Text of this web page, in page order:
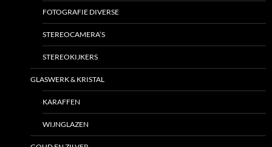
FOTOGRAFIE DIVERSE
STEREOCAMERA’S
STEREOKIJKERS
GLASWERK & KRISTAL
KARAFFEN
WIJNGLAZEN